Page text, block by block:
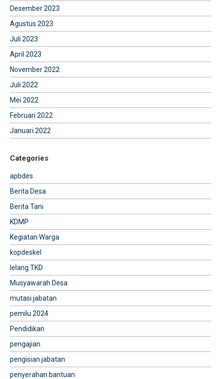
Desember 2023
Agustus 2023
Juli 2023
April 2023
November 2022
Juli 2022
Mei 2022
Februari 2022
Januari 2022
Categories
apbdes
Berita Desa
Berita Tani
KDMP
Kegiatan Warga
kopdeskel
lelang TKD
Musyawarah Desa
mutasi jabatan
pemilu 2024
Pendidikan
pengajian
pengisian jabatan
penyerahan bantuan